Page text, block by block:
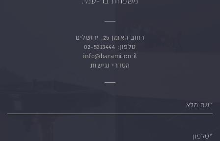
רחוב האומן 25, ירושלים
טלפון: 02-5313444
info@barami.co.il
הסדרי נגישות
*שם מלא
*טלפון